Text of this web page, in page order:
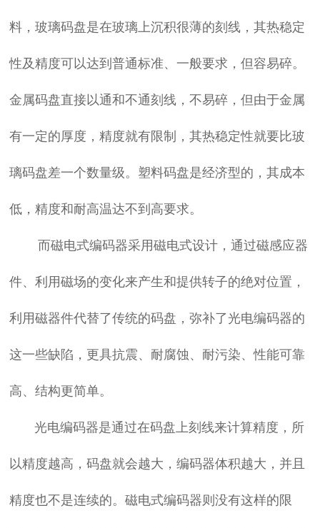
料，玻璃码盘是在玻璃上沉积很薄的刻线，其热稳定
性及精度可以达到普通标准、一般要求，但容易碎。
金属码盘直接以通和不通刻线，不易碎，但由于金属
有一定的厚度，精度就有限制，其热稳定性就要比玻
璃码盘差一个数量级。塑料码盘是经济型的，其成本
低，精度和耐高温达不到高要求。
而磁电式编码器采用磁电式设计，通过磁感应器
件、利用磁场的变化来产生和提供转子的绝对位置，
利用磁器件代替了传统的码盘，弥补了光电编码器的
这一些缺陷，更具抗震、耐腐蚀、耐污染、性能可靠
高、结构更简单。
光电编码器是通过在码盘上刻线来计算精度，所
以精度越高，码盘就会越大，编码器体积越大，并且
精度也不是连续的。磁电式编码器则没有这样的限